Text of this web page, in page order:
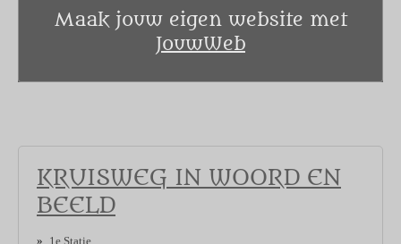
Maak jouw eigen website met
JouwWeb
KRUISWEG IN WOORD EN
BEELD
1e Statie